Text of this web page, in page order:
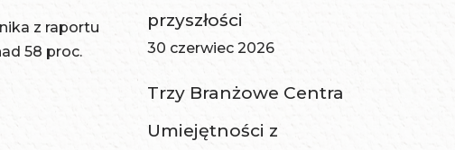
z raportu
58 proc.
przyszłości
30 czerwiec 2026
Trzy Branżowe Centra
Umiejętności z